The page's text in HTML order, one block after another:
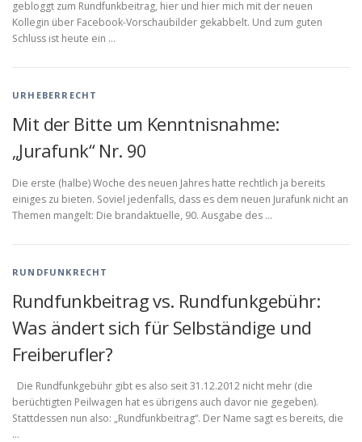
gebloggt zum Rundfunkbeitrag, hier und hier mich mit der neuen
Kollegin über Facebook-Vorschaubilder gekabbelt. Und zum guten
Schluss ist heute ein …
URHEBERRECHT
Mit der Bitte um Kenntnisnahme:
„Jurafunk“ Nr. 90
Die erste (halbe) Woche des neuen Jahres hatte rechtlich ja bereits
einiges zu bieten. Soviel jedenfalls, dass es dem neuen Jurafunk nicht an
Themen mangelt: Die brandaktuelle, 90. Ausgabe des …
RUNDFUNKRECHT
Rundfunkbeitrag vs. Rundfunkgebühr:
Was ändert sich für Selbständige und
Freiberufler?
Die Rundfunkgebühr gibt es also seit 31.12.2012 nicht mehr (die
berüchtigten Peilwagen hat es übrigens auch davor nie gegeben).
Stattdessen nun also: „Rundfunkbeitrag“. Der Name sagt es bereits, die
…